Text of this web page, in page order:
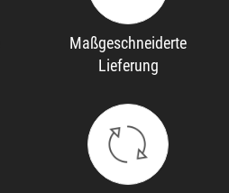
Maßgeschneiderte
Lieferung